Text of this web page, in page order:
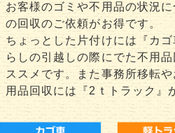
お客様のゴミや不用品の状況
の回収のご依頼がお得です。
ちょっとした片付けには『カ
らしの引越しの際にでた不用
ススメです。また事務所移転
用品回収には『2ｔトラック』